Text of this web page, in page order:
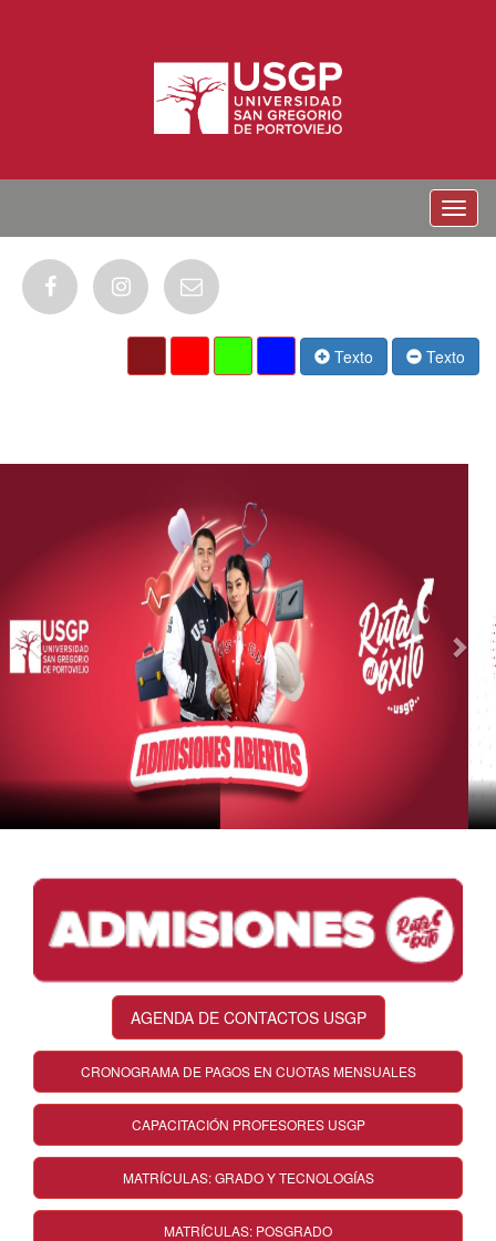
Menu
Texto Texto
AGENDA DE CONTACTOS USGP
CRONOGRAMA DE PAGOS EN CUOTAS MENSUALES
CAPACITACIÓN PROFESORES USGP
MATRÍCULAS: GRADO Y TECNOLOGÍAS
MATRÍCULAS: POSGRADO